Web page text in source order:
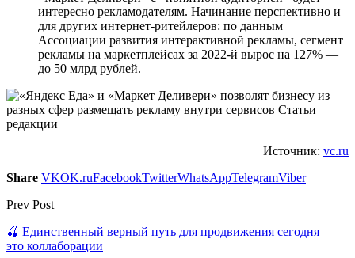
интересно рекламодателям. Начинание перспективно и
для других интернет-ритейлеров: по данным
Ассоциации развития интерактивной рекламы, сегмент
рекламы на маркетплейсах за 2022-й вырос на 127% —
до 50 млрд рублей.
Источник: vc.ru
Share VKOK.ruFacebookTwitterWhatsAppTelegramViber
Prev Post
🍒 Единственный верный путь для продвижения сегодня —
это коллаборации